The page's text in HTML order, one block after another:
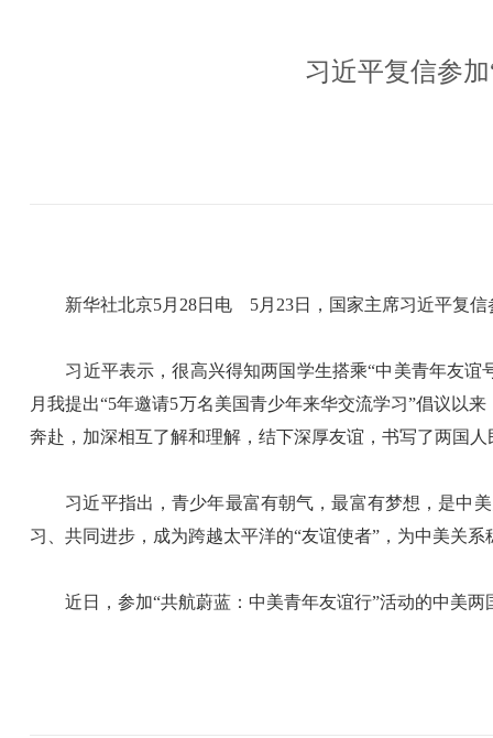
习近平复信参
新华社北京5月28日电 5月23日，国家主席习近平复信
习近平表示，很高兴得知两国学生搭乘“中美青年友谊
月我提出“5年邀请5万名美国青少年来华交流学习”倡议以
奔赴，加深相互了解和理解，结下深厚友谊，书写了两国
习近平指出，青少年最富有朝气，最富有梦想，是中美
习、共同进步，成为跨越太平洋的“友谊使者”，为中美关
近日，参加“共航蔚蓝：中美青年友谊行”活动的中美两